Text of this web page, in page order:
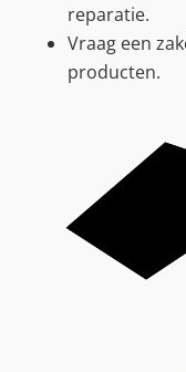
reparatie.
Vraag een
producten.